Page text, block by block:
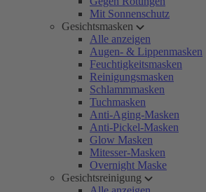
Mit Sonnenschutz
Gesichtsmasken
Alle anzeigen
Augen- & Lippenmasken
Feuchtigkeitsmasken
Reinigungsmasken
Schlammmasken
Tuchmasken
Anti-Aging-Masken
Anti-Pickel-Masken
Glow Masken
Mitesser-Masken
Overnight Maske
Gesichtsreinigung